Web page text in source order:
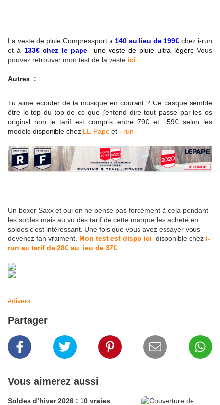
La veste de pluie Compressport a 140 au lieu de 199€ chez i-run
et à 133€ chez le pape une veste de pluie ultra légèreVous
pouvez retrouver mon test de la veste ici
Autres :
Tu aime écouter de la musique en courant ? Ce casque semble
être le top du top de ce que j'entend dire tout passe par les os
original non le tarif est compris entre 79€ et 159€ selon les
modèle disponible chez LE Pape et i-run
Un boxer Saxx et oui on ne pense pas forcément à cela pendant
les soldes mais au vu des tarif de cette marque les acheté en
soldes c'est intéressant. Une fois que vous avez essayer vous
devenez fan vraiment. Mon test est dispo ici disponible chez i-
run au tarif de 28€ au lieu de 37€
#divers
Partager
Vous aimerez aussi
Soldes d’hiver 2026 : 10 vraies